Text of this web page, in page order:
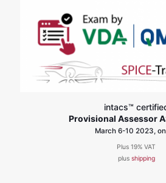
intacs™
Provisional Assessor
March 6-10 2023,
Plus 19% VAT
plus shipping